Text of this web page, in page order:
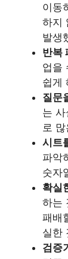
이동
하지
발생
반복
업을
쉽게
질문
는
로
시트
파악
숫자
확실
하는
패배
실한
검증